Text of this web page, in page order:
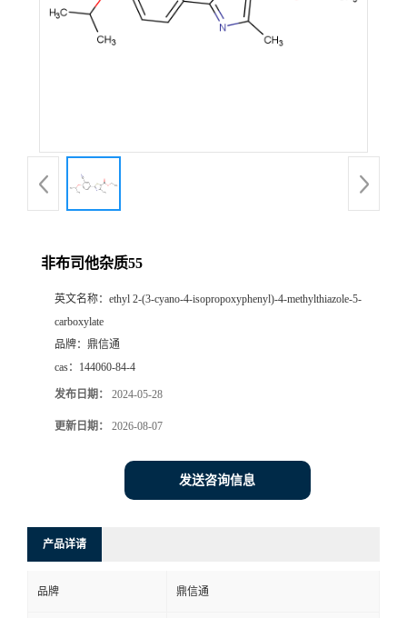
非布司他杂质55
英文名称： ethyl 2-(3-cyano-4-isopropoxyphenyl)-4-methylthiazole-5-
carboxylate
品牌： 鼎信通
cas： 144060-84-4
发布日期： 2024-05-28
更新日期： 2026-08-07
发送咨询信息
产品详请
品牌 鼎信通